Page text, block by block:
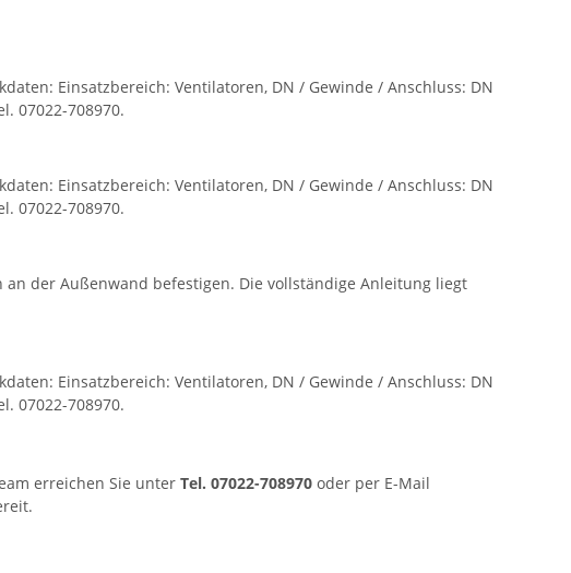
Einsatzbereich: Ventilatoren, DN / Gewinde / Anschluss: DN
07022-708970.
Einsatzbereich: Ventilatoren, DN / Gewinde / Anschluss: DN
07022-708970.
der Außenwand befestigen. Die vollständige Anleitung liegt
Einsatzbereich: Ventilatoren, DN / Gewinde / Anschluss: DN
07022-708970.
erreichen Sie unter Tel. 07022-708970 oder per E-Mail